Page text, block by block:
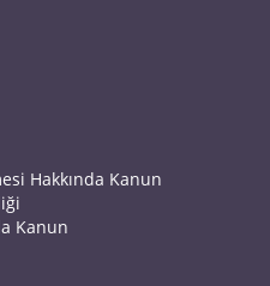
Hakkında Kanun
Kanun